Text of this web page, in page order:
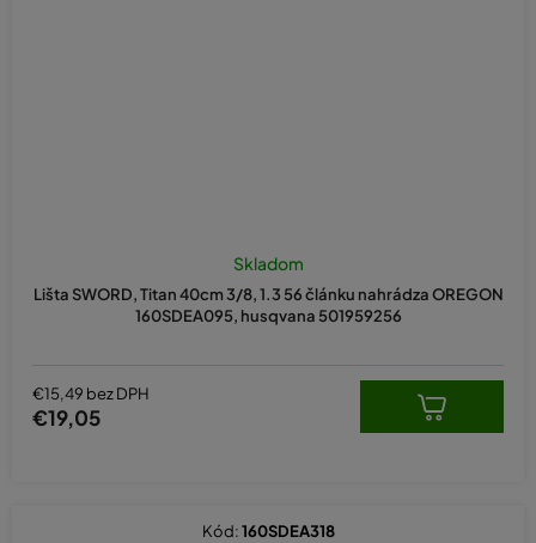
Lišta SWORD, Titan 40cm 3/8, 1.3 56 článku nahrádza OREGON
160SDEA095, husqvana 501959256
Skladom
€15,49 bez DPH
€19,05
Kód:160SDEA318